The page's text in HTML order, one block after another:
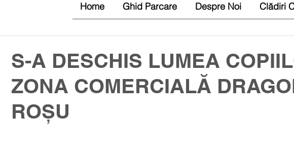
Home Ghid Parcare Despre Noi Clădiri
S-A DESCHIS LUMEA
ZONA COMERCIALĂ
ROȘU